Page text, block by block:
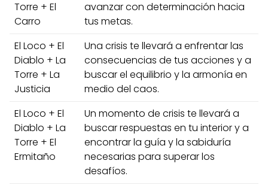
Torre + El
Carro
avanzar con determinación hacia
tus metas.
El Loco + El
Diablo + La
Torre + La
Justicia
Una crisis te llevará a enfrentar las
consecuencias de tus acciones y a
buscar el equilibrio y la armonía en
medio del caos.
El Loco + El
Diablo + La
Torre + El
Ermitaño
Un momento de crisis te llevará a
buscar respuestas en tu interior y a
encontrar la guía y la sabiduría
necesarias para superar los
desafíos.